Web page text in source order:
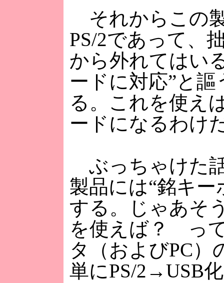
それからこの
PS/2であって、
から外れてはい
ードに対応”と謳
る。これを使え
ードになるわけ
ぶっちゃけた
製品には“銘キ
する。じゃあそ
を使えば？ っ
タ（およびPC）
単にPS/2→USB